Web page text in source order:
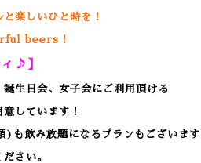
楽しいひと時を！
beers！
♪】
誕生日会、女子会にご利用頂ける
しています！
も飲み放題になるプランもございます
さい。